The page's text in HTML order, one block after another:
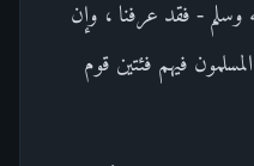
وسلم - فقد عرفنا ، وإن
فيهم فئتين قوم